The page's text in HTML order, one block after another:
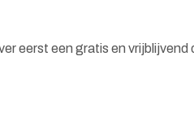
eerst een gratis en